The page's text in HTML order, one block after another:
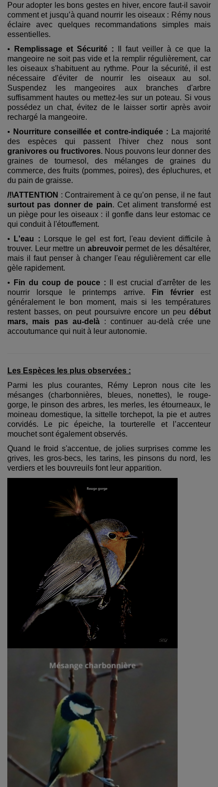
Pour adopter les bons gestes en hiver, encore faut-il savoir
comment et jusqu’à quand nourrir les oiseaux : Rémy nous
éclaire avec quelques recommandations simples mais
essentielles.
•
Remplissage et Sécurité : Il faut veiller à ce que la
mangeoire ne soit pas vide et la remplir régulièrement, car
les oiseaux s'habituent au rythme. Pour la sécurité, il est
nécessaire d'éviter de nourrir les oiseaux au sol.
Suspendez les mangeoires aux branches d'arbre
suffisamment hautes ou mettez-les sur un poteau. Si vous
possédez un chat, évitez de le laisser sortir après avoir
rechargé la mangeoire.
• Nourriture conseillée et contre-indiquée : La majorité
des espèces qui passent l'hiver chez nous sont
granivores ou fructivores. Nous pouvons leur donner des
graines de tournesol, des mélanges de graines du
commerce, des fruits (pommes, poires), des épluchures, et
du pain de graisse.
/!\ATTENTION : Contrairement à ce qu’on pense, il ne faut
surtout pas donner de pain. Cet aliment transformé est
un piège pour les oiseaux : il gonfle dans leur estomac ce
qui conduit à l'étouffement.
•
L'eau : Lorsque le gel est fort, l'eau devient difficile à
trouver. Leur mettre un abreuvoirpermet de les désaltérer,
mais il faut penser à changer l'eau régulièrement car elle
gèle rapidement.
•
Fin du coup de pouce : Il est crucial d'arrêter de les
nourrir lorsque le printemps arrive.
Fin févrierest
généralement le bon moment, mais si les températures
restent basses, on peut poursuivre encore un peu début
mars, mais pas au-delà : continuer au-delà crée une
accoutumance qui nuit à leur autonomie.
Les Espèces les plus observées :
Parmi les plus courantes, Rémy Lepron nous cite les
mésanges (charbonnières, bleues, nonettes), le rouge-
gorge, le pinson des arbres, les merles, les étourneaux, le
moineau domestique, la sittelle torchepot, la pie et autres
corvidés. Le pic épeiche, la tourterelle et l’accenteur
mouchet sont également observés.
Quand le froid s'accentue, de jolies surprises comme les
grives, les gros-becs, les tarins, les pinsons du nord, les
verdiers et les bouvreuils font leur apparition.